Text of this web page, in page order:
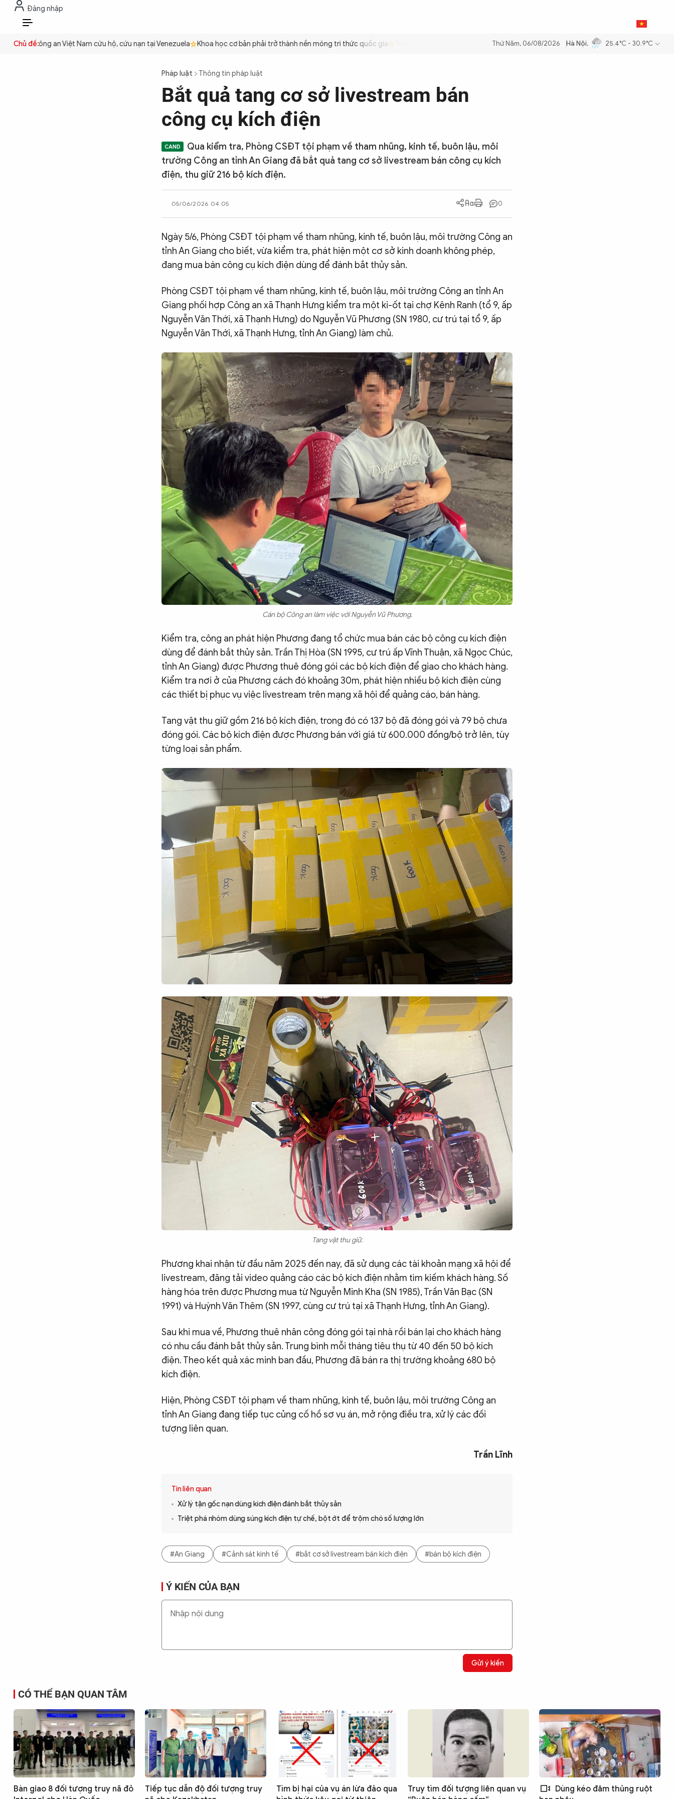
Đăng nhập
VI
Chủ đề:
Công an Việt Nam cứu hộ, cứu nạn tại Venezuela Khoa học cơ bản phải trở thành nền móng tri thức quốc gia Triệt để tiết kiệm xăng dầu để đảm bảo an ninh năng lượng quốc gia Thực hiện Nghị
Thứ Năm, 06/08/2026 Hà Nội, 25.4°C - 30.9°C
Pháp luật Thông tin pháp luật
Bắt quả tang cơ sở livestream bán
công cụ kích điện
Qua kiểm tra, Phòng CSĐT tội phạm về tham nhũng, kinh tế, buôn lậu, môi
trường Công an tỉnh An Giang đã bắt quả tang cơ sở livestream bán công cụ kích
điện, thu giữ 216 bộ kích điện.
05/06/2026 04:05 0
Ngày 5/6, Phòng CSĐT tội phạm về tham nhũng, kinh tế, buôn lậu, môi trường Công an
tỉnh An Giang cho biết, vừa kiểm tra, phát hiện một cơ sở kinh doanh không phép,
đang mua bán công cụ kích điện dùng để đánh bắt thủy sản.
Phòng CSĐT tội phạm về tham nhũng, kinh tế, buôn lậu, môi trường Công an tỉnh An
Giang phối hợp Công an xã Thạnh Hưng kiểm tra một ki-ốt tại chợ Kênh Ranh (tổ 9, ấp
Nguyễn Văn Thới, xã Thạnh Hưng) do Nguyễn Vũ Phương (SN 1980, cư trú tại tổ 9, ấp
Nguyễn Văn Thới, xã Thạnh Hưng, tỉnh An Giang) làm chủ.
Cán bộ Công an làm việc với Nguyễn Vũ Phương.
Kiểm tra, công an phát hiện Phương đang tổ chức mua bán các bộ công cụ kích điện
dùng để đánh bắt thủy sản. Trần Thị Hòa (SN 1995, cư trú ấp Vĩnh Thuận, xã Ngọc Chúc,
tỉnh An Giang) được Phương thuê đóng gói các bộ kích điện để giao cho khách hàng.
Kiểm tra nơi ở của Phương cách đó khoảng 30m, phát hiện nhiều bộ kích điện cùng
các thiết bị phục vụ việc livestream trên mạng xã hội để quảng cáo, bán hàng.
Tang vật thu giữ gồm 216 bộ kích điện, trong đó có 137 bộ đã đóng gói và 79 bộ chưa
đóng gói. Các bộ kích điện được Phương bán với giá từ 600.000 đồng/bộ trở lên, tùy
từng loại sản phẩm.
Tang vật thu giữ.
Phương khai nhận từ đầu năm 2025 đến nay, đã sử dụng các tài khoản mạng xã hội để
livestream, đăng tải video quảng cáo các bộ kích điện nhằm tìm kiếm khách hàng. Số
hàng hóa trên được Phương mua từ Nguyễn Minh Kha (SN 1985), Trần Văn Bạc (SN
1991) và Huỳnh Văn Thêm (SN 1997, cùng cư trú tại xã Thạnh Hưng, tỉnh An Giang).
Sau khi mua về, Phương thuê nhân công đóng gói tại nhà rồi bán lại cho khách hàng
có nhu cầu đánh bắt thủy sản. Trung bình mỗi tháng tiêu thụ từ 40 đến 50 bộ kích
điện. Theo kết quả xác minh ban đầu, Phương đã bán ra thị trường khoảng 680 bộ
kích điện.
Hiện, Phòng CSĐT tội phạm về tham nhũng, kinh tế, buôn lậu, môi trường Công an
tỉnh An Giang đang tiếp tục củng cố hồ sơ vụ án, mở rộng điều tra, xử lý các đối
tượng liên quan.
Trần Lĩnh
Tin liên quan
Xử lý tận gốc nạn dùng kích điện đánh bắt thủy sản
Triệt phá nhóm dùng súng kích điện tự chế, bột ớt để trộm chó số lượng lớn
#An Giang #Cảnh sát kinh tế #bắt cơ sở livestream bán kích điện #bán bộ kích điện
Ý KIẾN CỦA BẠN
Gửi ý kiến
CÓ THỂ BẠN QUAN TÂM
Bàn giao 8 đối tượng truy nã đỏ
Tiếp tục dẫn độ đối tượng truy
Tìm bị hại của vụ án lừa đảo qua
Truy tìm đối tượng liên quan vụ
Dùng kéo đâm thủng ruột